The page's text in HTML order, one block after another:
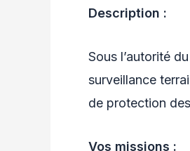
Description :
Sous l’autorité
surveillance
de protection
Vos missions :